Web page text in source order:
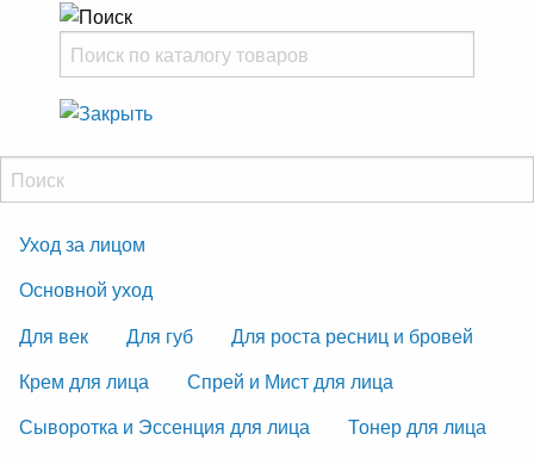
Уход за лицом
Основной уход
Для век
Для губ
Для роста ресниц и бровей
Крем для лица
Спрей и Мист для лица
Сыворотка и Эссенция для лица
Тонер для лица